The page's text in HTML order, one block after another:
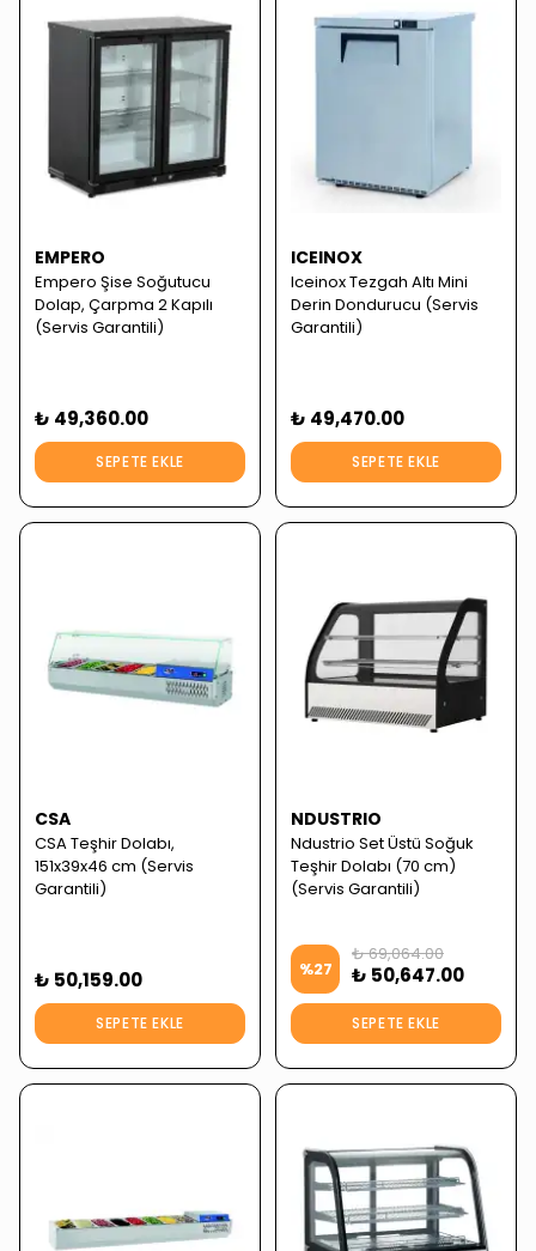
EMPERO
Empero Şise Soğutucu
Dolap, Çarpma 2 Kapılı
(Servis Garantili)
₺ 49,360.00
SEPETE EKLE
ICEINOX
Iceinox Tezgah Altı Mini
Derin Dondurucu (Servis
Garantili)
₺ 49,470.00
SEPETE EKLE
CSA
CSA Teşhir Dolabı,
151x39x46 cm (Servis
Garantili)
₺ 50,159.00
SEPETE EKLE
NDUSTRIO
Ndustrio Set Üstü Soğuk
Teşhir Dolabı (70 cm)
(Servis Garantili)
%27
₺ 69,064.00
₺ 50,647.00
SEPETE EKLE